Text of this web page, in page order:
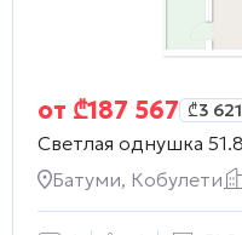
от ₾187 567 ₾3 621
Светлая однушка
Батуми, Кобулети